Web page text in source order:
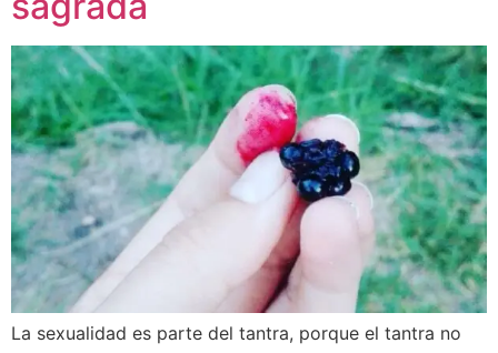
La sexualidad es parte del tantra, porque el tantra no